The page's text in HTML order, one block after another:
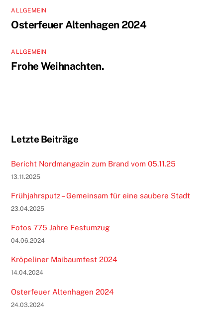
ALLGEMEIN
Osterfeuer Altenhagen 2024
ALLGEMEIN
Frohe Weihnachten.
Letzte Beiträge
Bericht Nordmangazin zum Brand vom 05.11.25
13.11.2025
Frühjahrsputz – Gemeinsam für eine saubere Stadt
23.04.2025
Fotos 775 Jahre Festumzug
04.06.2024
Kröpeliner Maibaumfest 2024
14.04.2024
Osterfeuer Altenhagen 2024
24.03.2024